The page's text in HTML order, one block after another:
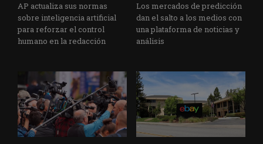
AP actualiza sus normas
sobre inteligencia artificial
para reforzar el control
humano en la redacción
Los mercados de predicción
dan el salto a los medios con
una plataforma de noticias y
análisis